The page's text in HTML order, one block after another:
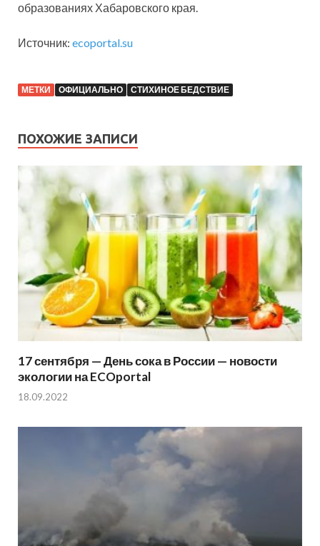
образованиях Хабаровского края.
Источник: ecoportal.su
МЕТКИ ОФИЦИАЛЬНО СТИХИНОЕ БЕДСТВИЕ
ПОХОЖИЕ ЗАПИСИ
17 сентября — День сока в России — новости
экологии на ECOportal
18.09.2022